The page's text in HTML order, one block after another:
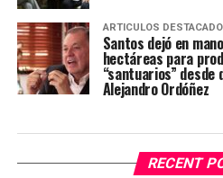
ARTICULOS
Santos dejó en
hectáreas para
“santuarios” desde
Alejandro Ordóñez
RECENT